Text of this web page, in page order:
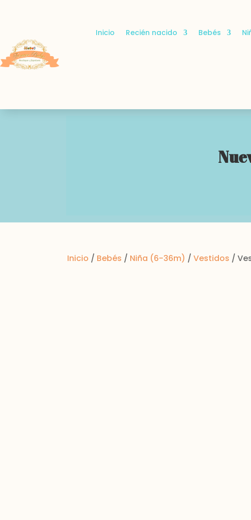
Inicio Recién nacido Bebés
Inicio / Bebés / Niña (6-36m) /Vestidos /